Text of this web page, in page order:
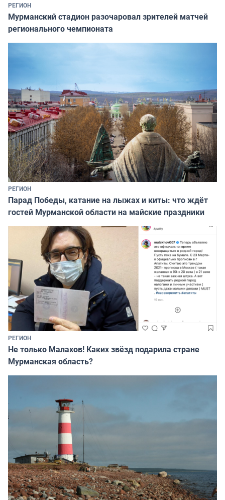
РЕГИОН
Мурманский стадион разочаровал зрителей матчей
регионального чемпионата
РЕГИОН
Парад Победы, катание на лыжах и киты: что ждёт
гостей Мурманской области на майские праздники
РЕГИОН
Не только Малахов! Каких звёзд подарила стране
Мурманская область?